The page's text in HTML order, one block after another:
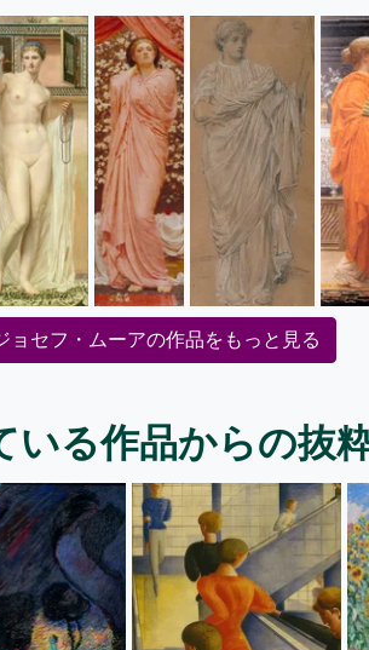
ョセフ・ムーアの作品をもっと見る
いる作品からの抜